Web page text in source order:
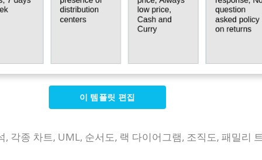
이 템플릿 편집
각종 차트, UML, 순서도, 랙 다이어그램, 조직도, 패밀리